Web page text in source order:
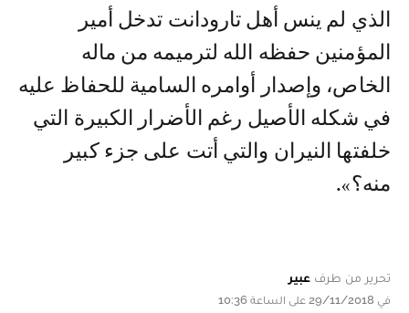
الذي لم ينس أهل تارودانت تدخل أمير
المؤمنين حفظه الله لترميمه من ماله
الخاص، وإصدار أوامره السامية للحفاظ عليه
في شكله الأصيل رغم الأضرار الكبيرة التي
خلفتها النيران والتي أتت على جزء كبير
منه؟».
تحرير من طرف عبير
في 29/11/2018 على الساعة 10:36